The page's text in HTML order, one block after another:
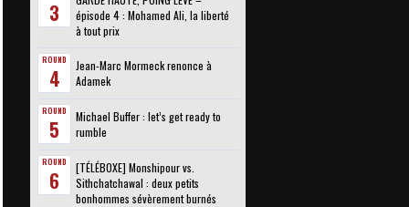
3
épisode 4 : Mohamed Ali, la liberté
à tout prix
ROUND
4
Jean-Marc Mormeck renonce à
Adamek
ROUND
5
Michael Buffer : let’s get ready to
rumble
ROUND
6
[TÉLÉBOXE] Monshipour vs.
Sithchatchawal : deux petits
bonhommes sévèrement burnés